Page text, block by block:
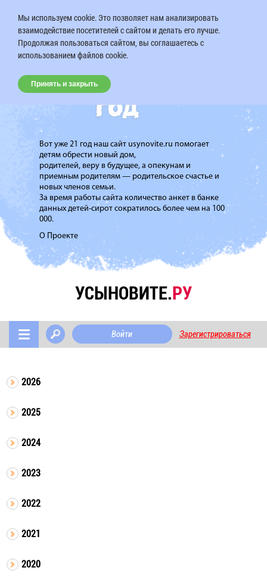
Вот уже 21 год наш сайт usynovite.ru помогает
детям обрести новый дом,
родителей, веру в будущее, а опекунам и
приемным родителям — родительское счастье и
новых членов семьи.
За время работы сайта количество анкет в банке
данных детей-сирот сократилось более чем на 100
000.
О Проекте
УСЫНОВИТЕ.РУ
Войти Зарегистрироваться
2026
2025
2024
2023
2022
2021
2020
Мы используем cookie. Это позволяет нам анализировать
взаимодействие посетителей с сайтом и делать его лучше.
Продолжая пользоваться сайтом, вы соглашаетесь с
использованием файлов cookie.
Принять и закрыть